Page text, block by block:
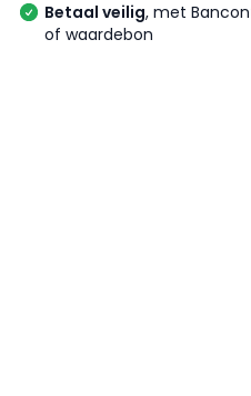
Betaal veilig, met
of waardebon